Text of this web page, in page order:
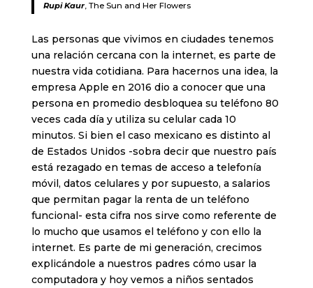
Rupi Kaur, The Sun and Her Flowers
Las personas que vivimos en ciudades tenemos
una relación cercana con la internet, es parte de
nuestra vida cotidiana. Para hacernos una idea, la
empresa Apple en 2016 dio a conocer que una
persona en promedio desbloquea su teléfono 80
veces cada día y utiliza su celular cada 10
minutos. Si bien el caso mexicano es distinto al
de Estados Unidos -sobra decir que nuestro país
está rezagado en temas de acceso a telefonía
móvil, datos celulares y por supuesto, a salarios
que permitan pagar la renta de un teléfono
funcional- esta cifra nos sirve como referente de
lo mucho que usamos el teléfono y con ello la
internet. Es parte de mi generación, crecimos
explicándole a nuestros padres cómo usar la
computadora y hoy vemos a niños sentados